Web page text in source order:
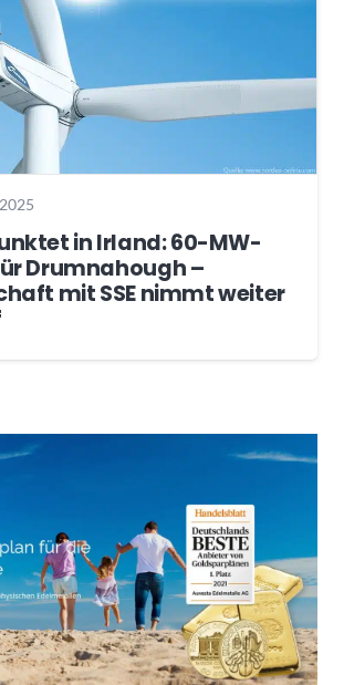
in Irland: 60-MW-
Drumnahough –
mit SSE nimmt weiter